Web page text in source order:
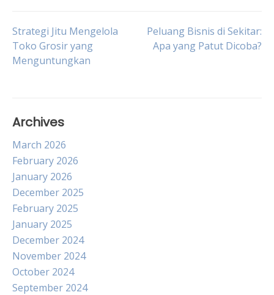
Post
navigation
Strategi Jitu Mengelola
Toko Grosir yang
Menguntungkan
Peluang Bisnis di Sekitar:
Apa yang Patut Dicoba?
Archives
March 2026
February 2026
January 2026
December 2025
February 2025
January 2025
December 2024
November 2024
October 2024
September 2024